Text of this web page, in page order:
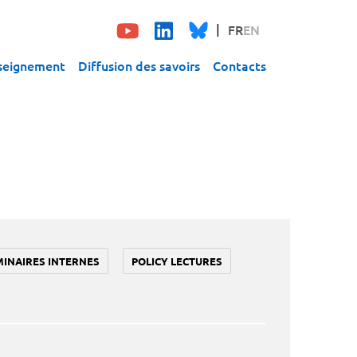
FREN
Diffusion des savoirs Contacts
INTERNES POLICY LECTURES